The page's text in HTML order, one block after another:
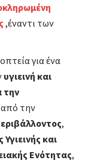
,έναντι των
για ένα
υγιεινή και
την
από την
,
και
Ενότητας,